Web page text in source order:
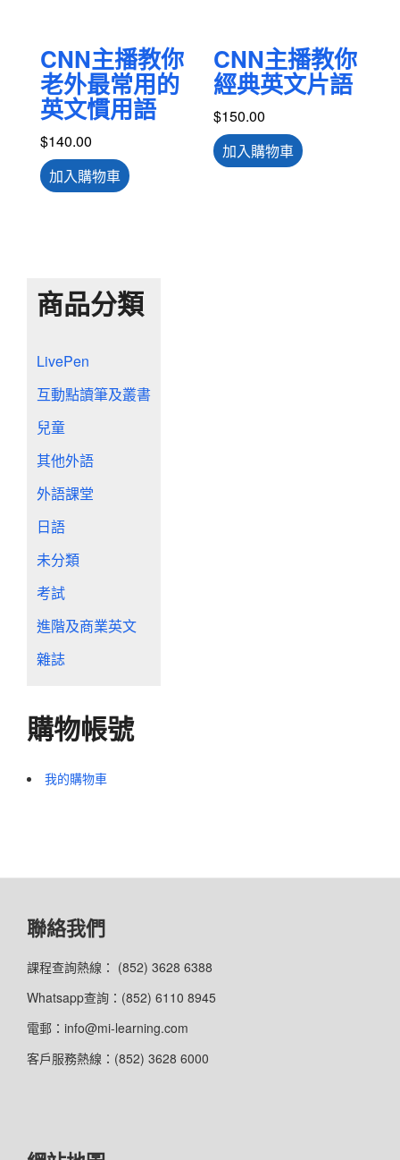
CNN主播教你
老外最常用的
英文慣用語
$140.00
加入購物車
CNN主播教你
經典英文片語
$150.00
加入購物車
商品分類
LivePen
互動點讀筆及叢書
兒童
其他外語
外語課堂
日語
未分類
考試
進階及商業英文
雜誌
購物帳號
我的購物車
聯絡我們
課程查詢熱線： (852) 3628 6388
Whatsapp查詢：(852) 6110 8945
電郵：info@mi-learning.com
客戶服務熱線：(852) 3628 6000